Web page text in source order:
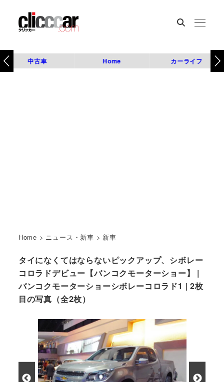
中古車 Home カーライフ
Home > ニュース・新車 > 新車
タイになくてはならないピックアップ、シボレー
コロラドデビュー【バンコクモーターショー】 |
バンコクモーターショーシボレーコロラド1 | 2枚
目の写真（全2枚）